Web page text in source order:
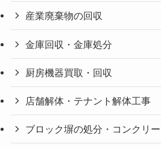
産業廃棄物の回収
金庫回収・金庫処分
厨房機器買取・回収
店舗解体・テナント解体工事
ブロック塀の処分・コンクリ